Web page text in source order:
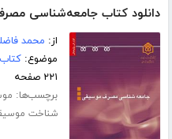
دانلود کتاب جامعه‌شناسی
از: محمد
موضوع:
۲۲۱ صفحه
برچسب‌ها:
شناخت